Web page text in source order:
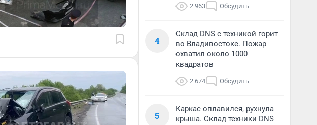
2 963 Обсудить
4
Склад DNS с техникой горит
во Владивостоке. Пожар
охватил около 1000
квадратов
2 674 Обсудить
5
Каркас оплавился, рухнула
крыша. Склад техники DNS